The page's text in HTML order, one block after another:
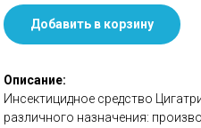
Добавить в корзину
Описание:
Инсектицидное средство
различного назначения: